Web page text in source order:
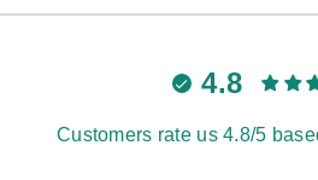
4.8
Customers rate us 4.8/5